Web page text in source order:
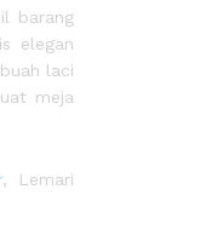
barang
elegan
laci
meja
, Lemari